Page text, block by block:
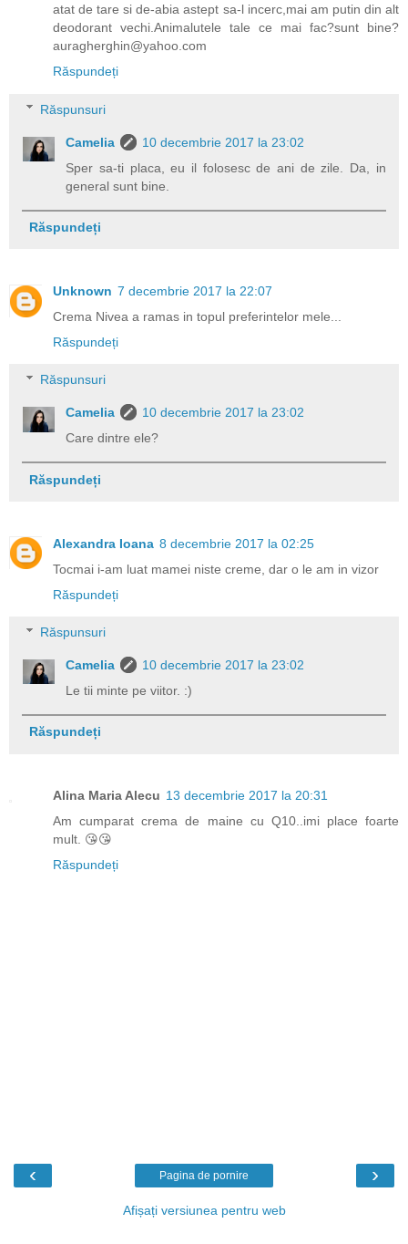
atat de tare si de-abia astept sa-l incerc,mai am putin din alt
deodorant vechi.Animalutele tale ce mai fac?sunt bine?
auragherghin@yahoo.com
Răspundeți
Răspunsuri
Camelia
10 decembrie 2017 la 23:02
Sper sa-ti placa, eu il folosesc de ani de zile. Da, in
general sunt bine.
Răspundeți
Unknown 7 decembrie 2017 la 22:07
Crema Nivea a ramas in topul preferintelor mele...
Răspundeți
Răspunsuri
Camelia
10 decembrie 2017 la 23:02
Care dintre ele?
Răspundeți
Alexandra Ioana 8 decembrie 2017 la 02:25
Tocmai i-am luat mamei niste creme, dar o le am in vizor
Răspundeți
Răspunsuri
Camelia
10 decembrie 2017 la 23:02
Le tii minte pe viitor. :)
Răspundeți
Alina Maria Alecu 13 decembrie 2017 la 20:31
Am cumparat crema de maine cu Q10..imi place foarte
mult. 😘😘
Răspundeți
‹ ›
Pagina de pornire
Afișați versiunea pentru web